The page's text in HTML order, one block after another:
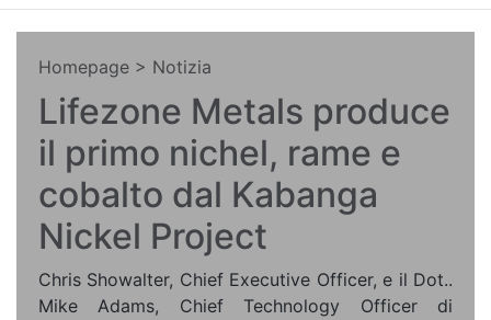
Homepage > Notizia
Lifezone Metals produce
il primo nichel, rame e
cobalto dal Kabanga
Nickel Project
Chris Showalter, Chief Executive Officer, e il Dot..
Mike Adams, Chief Technology Officer di